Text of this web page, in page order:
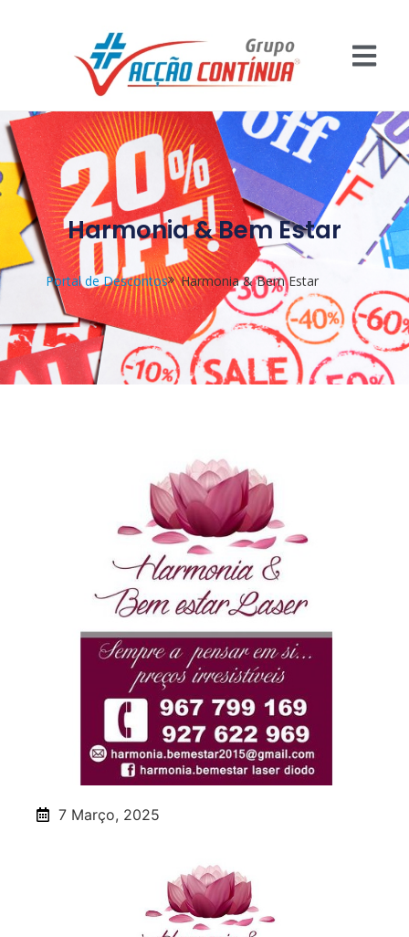
Harmonia & Bem Estar
Portal de Descontos Harmonia & Bem Estar
7 Março, 2025